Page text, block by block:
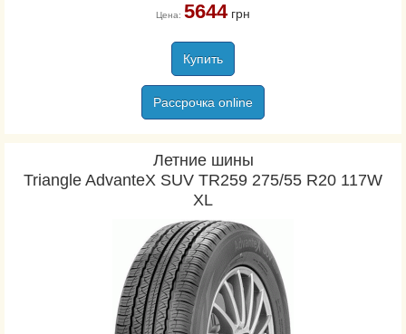
Falken
Federal
Firemax
Firestone
Fortune
Fronway
General
Gislaved
Goodride
Goodyear
Hankook
Цена: 5644грн
Купить
Рассрочка online
Летние шины
Triangle AdvanteX SUV TR259 275/55 R20 117W
XL